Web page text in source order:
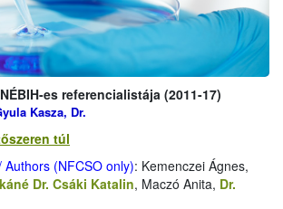
es referencialistája (2011-17)
Kasza, Dr.
túl
Authors (NFCSO only): Kemenczei Ágnes,
Dr. Csáki Katalin, Maczó Anita, Dr.